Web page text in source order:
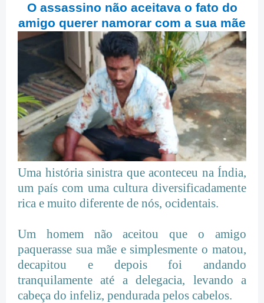
O assassino não aceitava o fato do
amigo querer namorar com a sua mãe
Uma história sinistra que aconteceu na Índia,
um país com uma cultura diversificadamente
rica e muito diferente de nós, ocidentais.
Um homem não aceitou que o amigo
paquerasse sua mãe e simplesmente o matou,
decapitou e depois foi andando
tranquilamente até a delegacia, levando a
cabeça do infeliz, pendurada pelos cabelos.